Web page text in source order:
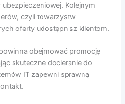
ubezpieczeniowej. Kolejnym
czyli towarzystw
oferty udostępnisz klientom.
obejmować promocję
skuteczne docieranie do
IT zapewni sprawną